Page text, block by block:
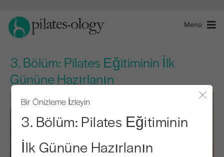
Menü
3. Bölüm: Pilates Eğitiminin İlk
Gününe Hazırlanın
Bir Önizleme İzleyin
3. Bölüm: Pilates Eğitiminin
İlk Gününe Hazırlanın